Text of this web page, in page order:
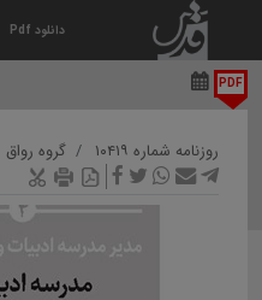
دانلود Pdf
PDF
روزنامه شماره ۱۰۴۱۹ گروه رواق